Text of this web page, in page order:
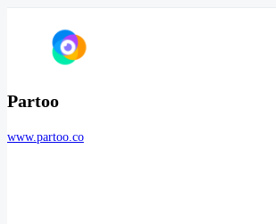
Partoo
www.partoo.co